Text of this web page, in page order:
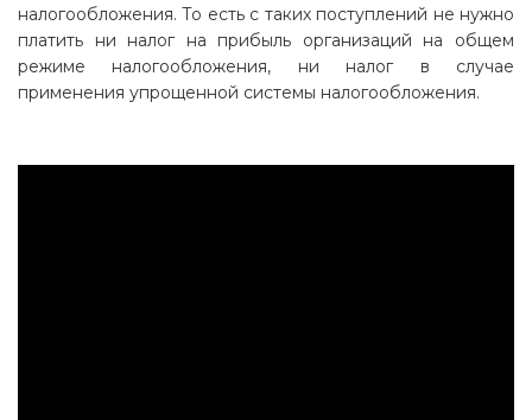
налогообложения. То есть с таких поступлений не нужно
платить ни налог на прибыль организаций на общем
режиме налогообложения, ни налог в случае
применения упрощенной системы налогообложения.